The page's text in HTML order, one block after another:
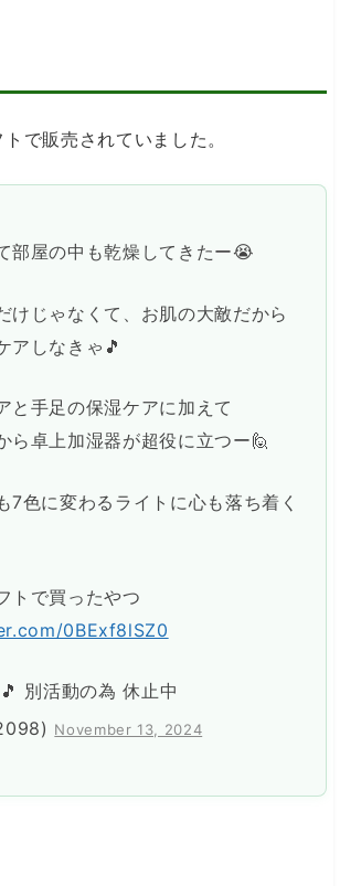
で販売されていました。
部屋の中も乾燥してきたー😭
けじゃなくて、お肌の大敵だから
アしなきゃ🎵
と手足の保湿ケアに加えて
ら卓上加湿器が超役に立つー🙋
7色に変わるライトに心も落ち着く
トで買ったやつ
0BExf8lSZ0
別活動の為 休止中
November 13, 2024